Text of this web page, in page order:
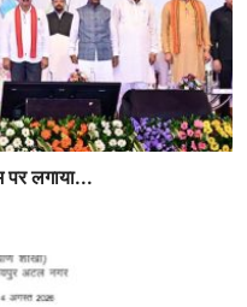
पर लगाया...